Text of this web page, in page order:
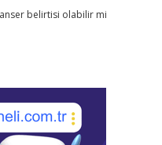
belirtisi olabilir mi